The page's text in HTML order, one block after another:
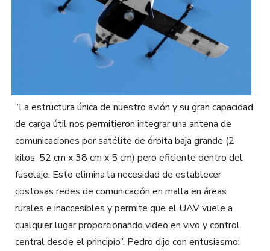
“La estructura única de nuestro avión y su gran capacidad
de carga útil nos permitieron integrar una antena de
comunicaciones por satélite de órbita baja grande (2
kilos, 52 cm x 38 cm x 5 cm) pero eficiente dentro del
fuselaje. Esto elimina la necesidad de establecer
costosas redes de comunicación en malla en áreas
rurales e inaccesibles y permite que el UAV vuele a
cualquier lugar proporcionando video en vivo y control
central desde el principio”. Pedro dijo con entusiasmo: